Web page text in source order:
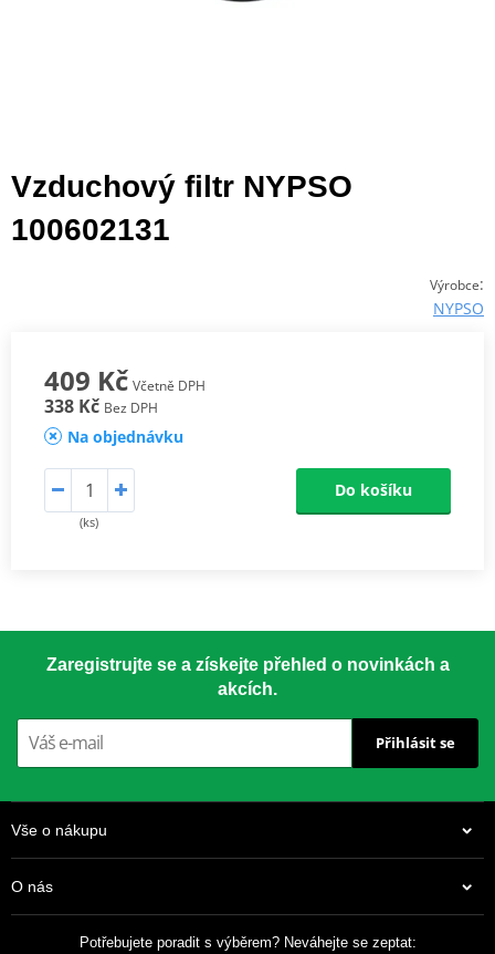
Vzduchový filtr NYPSO
100602131
Výrobce:
NYPSO
409 Kč Včetně DPH
338 Kč Bez DPH
Na objednávku
(ks)
Do košíku
Zaregistrujte se a získejte přehled o novinkách a
akcích.
Přihlásit se
Vše o nákupu
O nás
Potřebujete poradit s výběrem? Neváhejte se zeptat: